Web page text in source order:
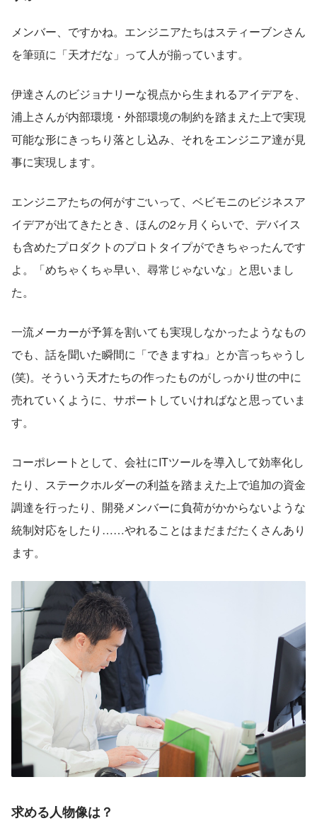
メンバー、ですかね。エンジニアたちはスティーブンさん
を筆頭に「天才だな」って人が揃っています。
伊達さんのビジョナリーな視点から生まれるアイデアを、
浦上さんが内部環境・外部環境の制約を踏まえた上で実現
可能な形にきっちり落とし込み、それをエンジニア達が見
事に実現します。
エンジニアたちの何がすごいって、ベビモニのビジネスア
イデアが出てきたとき、ほんの2ヶ月くらいで、デバイス
も含めたプロダクトのプロトタイプができちゃったんです
よ。「めちゃくちゃ早い、尋常じゃないな」と思いまし
た。
一流メーカーが予算を割いても実現しなかったようなもの
でも、話を聞いた瞬間に「できますね」とか言っちゃうし
(笑)。そういう天才たちの作ったものがしっかり世の中に
売れていくように、サポートしていければなと思っていま
す。
コーポレートとして、会社にITツールを導入して効率化し
たり、ステークホルダーの利益を踏まえた上で追加の資金
調達を行ったり、開発メンバーに負荷がかからないような
統制対応をしたり……やれることはまだまだたくさんあり
ます。
求める人物像は？